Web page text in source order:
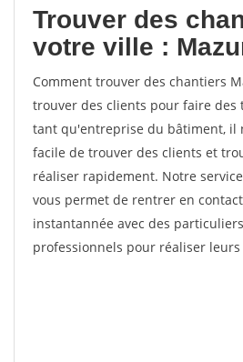
Trouver des
votre ville :
Comment trouver des chantiers
trouver des clients pour faire des
tant qu'entreprise du bâtiment, il
facile de trouver des clients et
réaliser rapidement. Notre
vous permet de rentrer en
instantannée avec des
professionnels pour réaliser